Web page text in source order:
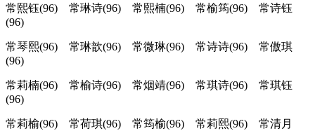
常熙钰(96) 常琳诗(96) 常熙楠(96) 常榆筠(96) 常诗钰
(96)
常琴熙(96) 常琳歆(96) 常微琳(96) 常诗诗(96) 常傲琪
(96)
常莉楠(96) 常榆诗(96) 常烟靖(96) 常琪诗(96) 常琪钰
(96)
常莉榆(96) 常荷琪(96) 常筠榆(96) 常莉熙(96) 常清月